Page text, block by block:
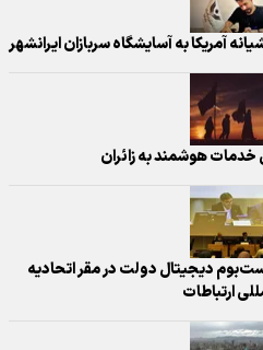
آمریکا به آسایشگاه سربازان ایرانشهر
خدمات هوشمند به زائران
دیجیتال دولت در مقر اتحادیه
ارتباطات